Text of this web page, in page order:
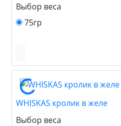
Выбор веса
75гр
WHISKAS кролик в желе
Выбор веса